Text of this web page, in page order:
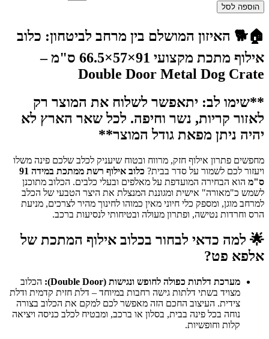
הוספה לסל
🏠🐕 האיזון המושלם בין מרחב לביטחון: כלוב
אילוף מתכת מקצועי 91×57×66.5 ס"מ –
Double Door Metal Dog Crate
**שימו לב: יתאפשר לשלוח את המוצר רק
לאזור קריות, נשר וחיפה. לכל שאר הארץ לא
יהיה ניתן מפאת גודל המוצר**
מחפשים פתרון אילוף חזק, מרווח ובטוח שיעניק לכלב שלכם פינה משלו
ויעזור לכם לשמור על סדר בבית?
כלוב אילוף רשת ממתכת במידה 91
ס"מ הוא הבחירה המועדפת על מאלפים ובעלי כלבים. הכלוב מתוכנן
לשמש כ"מאורה" אישית ומגוננת המנצלת את היצר הטבעי של הכלב
למרחב מוגן, ומספק כלי חיוני מאין כמוהו לחינוך מהיר לצרכים, מניעת
הרס וחרדות נטישה, ופתרון מעולה ובטיחותי לנסיעות ברכב.
🌟 למה כדאי לבחור בכלוב אילוף המתכת של
אלפא פט?
מערכת דלתות כפולה לחופש ונגישות (Double Door):
הכלוב
מצויד בשתי דלתות גישה רחבות במיוחד – דלת חזית קדמית ודלת
צידית. העיצוב החכם הזה מאפשר לכם למקם את הכלוב בצורה
נוחה בכל פינה בבית, בסלון או ברכב, ומבטיח לכלב כניסה ויציאה
קלות וחופשיות.